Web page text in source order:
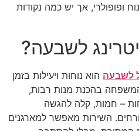
ופופולרי, אך יש כמה נקודות
לשבעה?
לשבעה הוא נוחות ויעילות בזמן
בהכנת מנות רבות,
– חמות, קלה להגשה
השירות מאפשר למארגנים